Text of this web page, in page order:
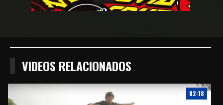
VIDEOS RELACIONADOS
02:18